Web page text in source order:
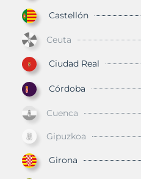
Castellón
Ceuta
Ciudad Real
Córdoba
Cuenca
Gipuzkoa
Girona